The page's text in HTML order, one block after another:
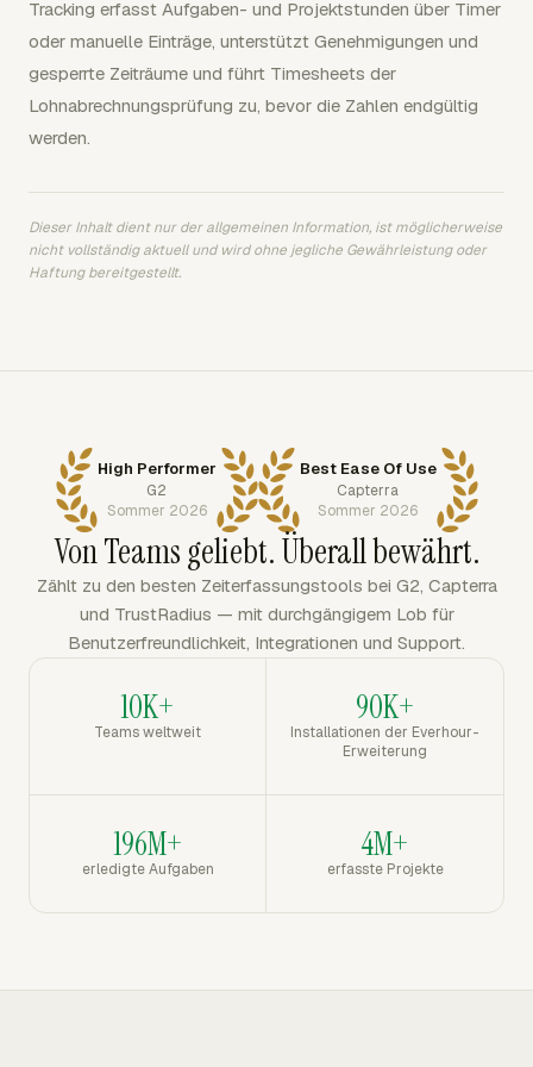
Tracking erfasst Aufgaben- und Projektstunden über Timer
oder manuelle Einträge, unterstützt Genehmigungen und
gesperrte Zeiträume und führt Timesheets der
Lohnabrechnungsprüfung zu, bevor die Zahlen endgültig
werden.
Dieser Inhalt dient nur der allgemeinen Information, ist möglicherweise
nicht vollständig aktuell und wird ohne jegliche Gewährleistung oder
Haftung bereitgestellt.
High Performer
G2
Sommer 2026
Best Ease Of Use
Capterra
Sommer 2026
Von Teams geliebt. Überall bewährt.
Zählt zu den besten Zeiterfassungstools bei G2, Capterra
und TrustRadius — mit durchgängigem Lob für
Benutzerfreundlichkeit, Integrationen und Support.
10K+
Teams weltweit
90K+
Installationen der Everhour-
Erweiterung
196M+
erledigte Aufgaben
4M+
erfasste Projekte